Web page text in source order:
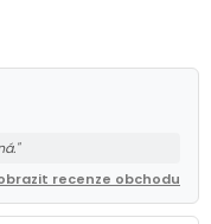
recenze obchodu